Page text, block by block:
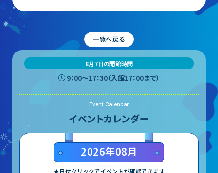
マルチメディアコーナー
常設展示室
大村智名誉館長
多目的ホール
作品展
一覧へ戻る
8月7日の開館時間
9：00〜17：30（入館17：00まで）
Event Calendar
イベントカレンダー
2026年08月
★日付クリックでイベントが確認できます